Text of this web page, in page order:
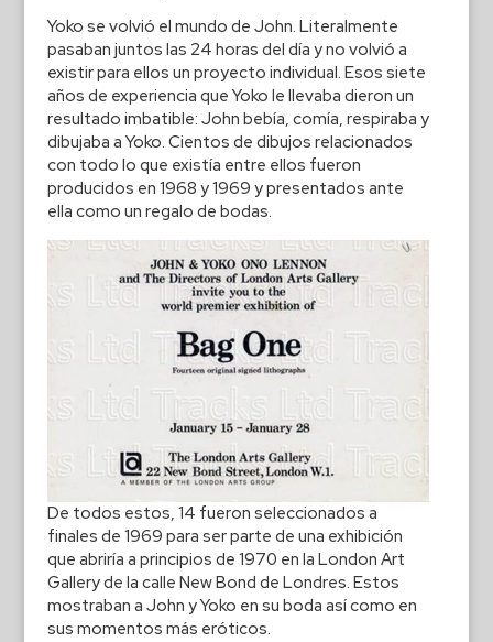
Yoko se volvió el mundo de John. Literalmente
pasaban juntos las 24 horas del día y no volvió a
existir para ellos un proyecto individual. Esos siete
años de experiencia que Yoko le llevaba dieron un
resultado imbatible: John bebía, comía, respiraba y
dibujaba a Yoko. Cientos de dibujos relacionados
con todo lo que existía entre ellos fueron
producidos en 1968 y 1969 y presentados ante
ella como un regalo de bodas.
De todos estos, 14 fueron seleccionados a
finales de 1969 para ser parte de una exhibición
que abriría a principios de 1970 en la London Art
Gallery de la calle New Bond de Londres. Estos
mostraban a John y Yoko en su boda así como en
sus momentos más eróticos.